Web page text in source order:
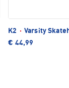
K2 · Varsity
€ 44,99